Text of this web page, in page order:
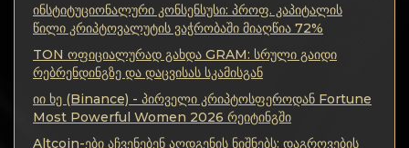
წესები
AML/CFT
კონფიდენციალურობა
ინსტიტუციონალური კონსენსუსი: პროფ. კაპიტალის
წილი კრიპტოვალუტის ვაჭრობაში მიაღწია 72%
TON ოფიციალურად გახდა GRAM: სრული გაიდი
რებრენდინგზე და დაცვისას სკამისგან
იი ხე (Binance) - პირველი კრიპტოსფეროდან Fortune
Most Powerful Women 2026 რეიტინგში
Altcoin-ები აჩვენებენ აღდგენის ნიშნებს: დაგროვების